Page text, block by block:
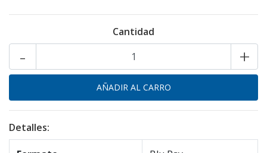
Cantidad
+
-
Detalles: